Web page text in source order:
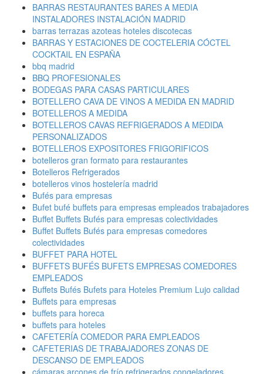
BARRAS RESTAURANTES BARES A MEDIA
INSTALADORES INSTALACIÓN MADRID
barras terrazas azoteas hoteles discotecas
BARRAS Y ESTACIONES DE COCTELERIA CÓCTEL
COCKTAIL EN ESPAÑA
bbq madrid
BBQ PROFESIONALES
BODEGAS PARA CASAS PARTICULARES
BOTELLERO CAVA DE VINOS A MEDIDA EN MADRID
BOTELLEROS A MEDIDA
BOTELLEROS CAVAS REFRIGERADOS A MEDIDA
PERSONALIZADOS
BOTELLEROS EXPOSITORES FRIGORIFICOS
botelleros gran formato para restaurantes
Botelleros Refrigerados
botelleros vinos hostelería madrid
Bufés para empresas
Bufet bufé buffets para empresas empleados trabajadores
Buffet Buffets Bufés para empresas colectividades
Buffet Buffets Bufés para empresas comedores
colectividades
BUFFET PARA HOTEL
BUFFETS BUFÉS BUFETS EMPRESAS COMEDORES
EMPLEADOS
Buffets Bufés Bufets para Hoteles Premium Lujo calidad
Buffets para empresas
buffets para horeca
buffets para hoteles
CAFETERÍA COMEDOR PARA EMPLEADOS
CAFETERIAS DE TRABAJADORES ZONAS DE
DESCANSO DE EMPLEADOS
cámaras arcones de frío refrigerados congeladores